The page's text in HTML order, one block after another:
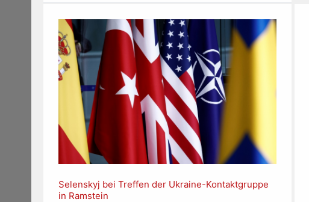
Selenskyj bei Treffen der Ukraine-Kontaktgruppe
in Ramstein